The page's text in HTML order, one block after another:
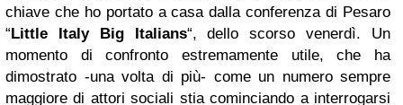
chiave che ho portato a casa dalla conferenza di Pesaro
“Little Italy Big Italians“, dello scorso venerdì. Un
momento di confronto estremamente utile, che ha
dimostrato -una volta di più- come un numero sempre
maggiore di attori sociali stia cominciando a interrogarsi